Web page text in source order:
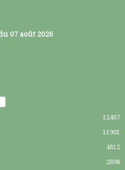
07 août 2026
12467
11901
4812
2898